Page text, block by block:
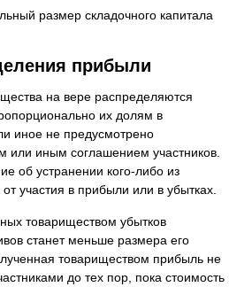
размер складочного капитала
прибыли
на вере распределяются
их долям в
иное не предусмотрено
или иным соглашением участников.
об устранении кого-либо из
участия в прибыли или в убытках.
товариществом убытков
станет меньше размера его
товариществом прибыль не
до тех пор, пока стоимость